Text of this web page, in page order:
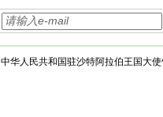
中华人民共和国驻沙特阿拉伯王国大使